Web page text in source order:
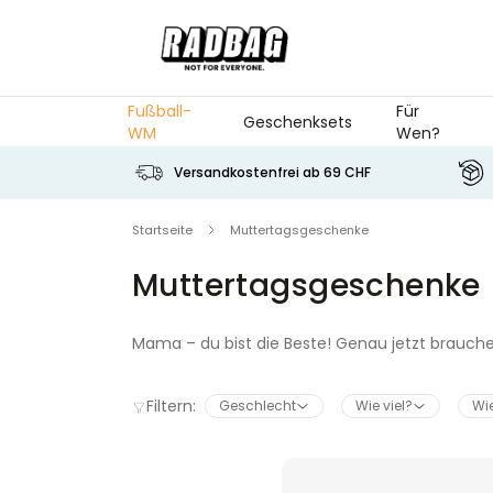
Fußball-
WM
Geschenksets
Für
Wen?
Versandkostenfrei ab 69 CHF
Startseite Muttertagsgeschenke
Muttertagsgeschenke
Mama – du bist die Beste! Genau jetzt
Filtern:
Geschlecht Wie viel?